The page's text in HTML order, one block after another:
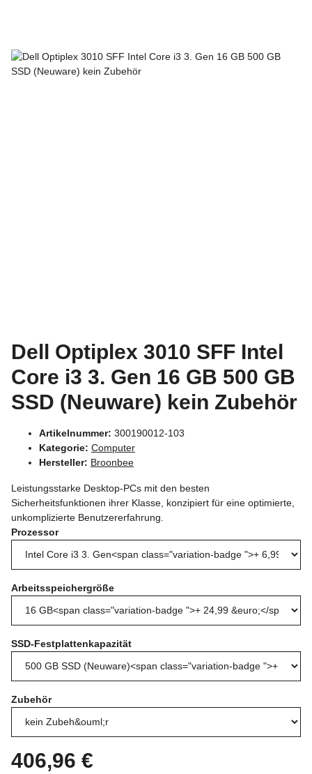
Dell Optiplex 3010 SFF Intel
Core i3 3. Gen 16 GB 500 GB
SSD (Neuware) kein Zubehör
Artikelnummer: 300190012-103
Kategorie: Computer
Hersteller: Broonbee
Leistungsstarke Desktop-PCs mit den besten
Sicherheitsfunktionen ihrer Klasse, konzipiert für eine optimierte,
unkomplizierte Benutzererfahrung.
Prozessor
Arbeitsspeichergröße
SSD-Festplattenkapazität
Zubehör
406,96 €